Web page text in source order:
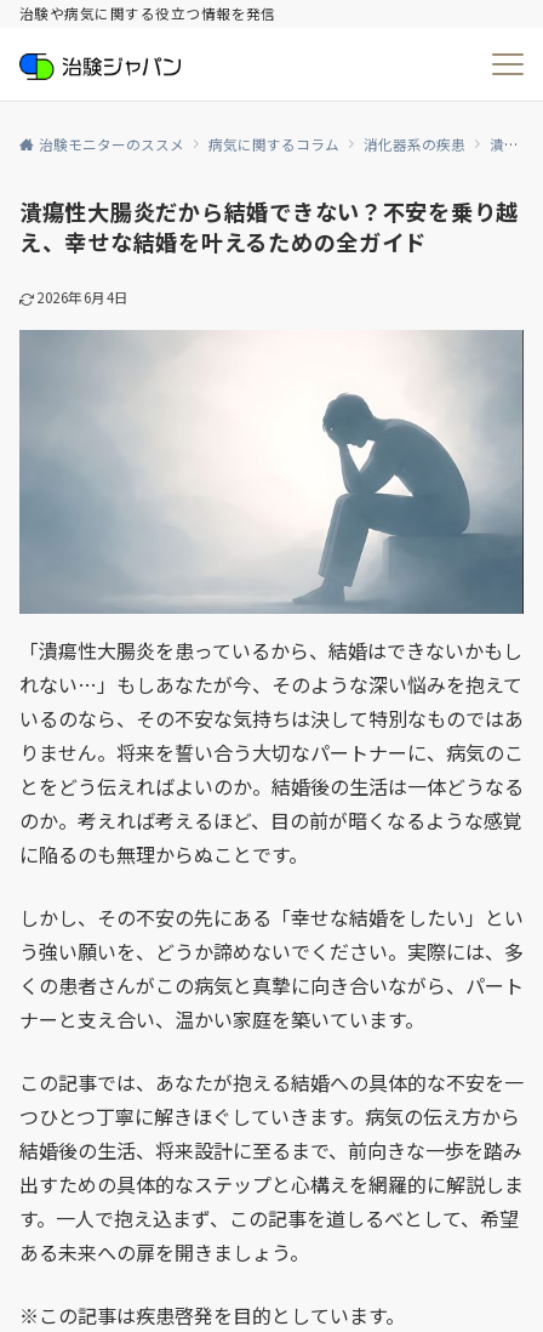
治験や病気に関する役立つ情報を発信
治験モニターのススメ 病気に関するコラム 消化器系の疾患 潰瘍性大腸炎
潰瘍性大腸炎だから結婚できない？不安を乗り越
え、幸せな結婚を叶えるための全ガイド
2026年6月4日
「潰瘍性大腸炎を患っているから、結婚はできないかもし
れない…」もしあなたが今、そのような深い悩みを抱えて
いるのなら、その不安な気持ちは決して特別なものではあ
りません。将来を誓い合う大切なパートナーに、病気のこ
とをどう伝えればよいのか。結婚後の生活は一体どうなる
のか。考えれば考えるほど、目の前が暗くなるような感覚
に陥るのも無理からぬことです。
しかし、その不安の先にある「幸せな結婚をしたい」とい
う強い願いを、どうか諦めないでください。実際には、多
くの患者さんがこの病気と真摯に向き合いながら、パート
ナーと支え合い、温かい家庭を築いています。
この記事では、あなたが抱える結婚への具体的な不安を一
つひとつ丁寧に解きほぐしていきます。病気の伝え方から
結婚後の生活、将来設計に至るまで、前向きな一歩を踏み
出すための具体的なステップと心構えを網羅的に解説しま
す。一人で抱え込まず、この記事を道しるべとして、希望
ある未来への扉を開きましょう。
※この記事は疾患啓発を目的としています。